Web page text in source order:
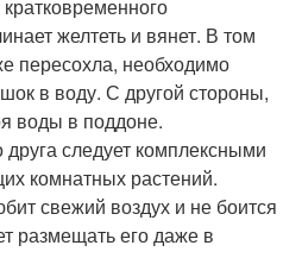
желтеть и вянет. В том
пересохла, необходимо
в воду. С другой стороны,
воды в поддоне.
следует комплексными
комнатных растений.
свежий воздух и не боится
размещать его даже в